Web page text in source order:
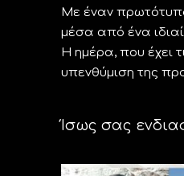
Με έναν πρωτότυπο
μέσα από ένα
Η ημέρα, που έχει
υπενθύμιση της
Ίσως σας